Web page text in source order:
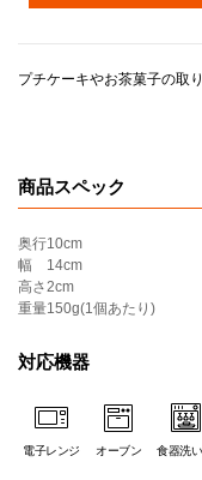
プチケーキやお茶菓子の取
商品スペック
奥行10cm
幅
14cm
高さ2cm
重量150g(1個あたり)
対応機器
電子レンジ オーブン 食器洗